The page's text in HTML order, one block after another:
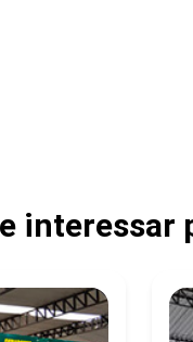
interessar